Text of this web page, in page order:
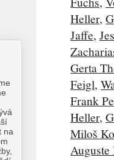
Heller,
Jaffe,
Gerta
Feigl,
Frank
Heller,
Miloš
Auguste